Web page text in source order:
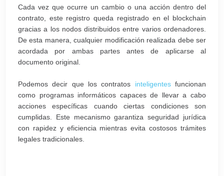
Cada vez que ocurre un cambio o una acción dentro del
contrato, este registro queda registrado en el blockchain
gracias a los nodos distribuidos entre varios ordenadores.
De esta manera, cualquier modificación realizada debe ser
acordada por ambas partes antes de aplicarse al
documento original.
Podemos decir que los contratos inteligentesfuncionan
como programas informáticos capaces de llevar a cabo
acciones específicas cuando ciertas condiciones son
cumplidas. Este mecanismo garantiza seguridad jurídica
con rapidez y eficiencia mientras evita costosos trámites
legales tradicionales.